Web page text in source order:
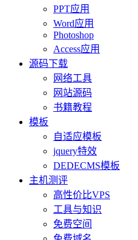
PPT应用
Word应用
Photoshop
Access应用
源码下载
网络工具
网站源码
书籍教程
模板
自适应模板
jquery特效
DEDECMS模板
主机测评
高性价比VPS
工具与知识
免费空间